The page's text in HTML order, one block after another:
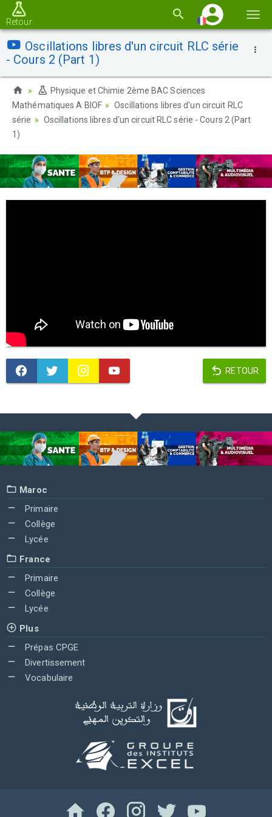
la
Retour
Oscillations libres d'un circuit RLC série
- Cours 2 (Part 1)
Physique et Chimie 2ème BAC Sciences
Mathématiques A BIOF
Oscillations libres d'un circuit RLC
série
Oscillations libres d'un circuit RLC série - Cours 2 (Part
1)
RETOUR
Maroc
Primaire
Collège
Lycée
France
Primaire
Collège
Lycée
Plus
Prépas CPGE
Divertissement
Vocabulaire